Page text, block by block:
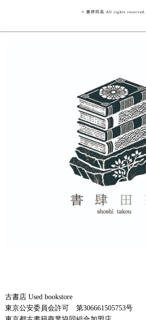
© 書肆田高 All rights reserved.
古書店 Used bookstore
東京公安委員会許可 第306661505753号